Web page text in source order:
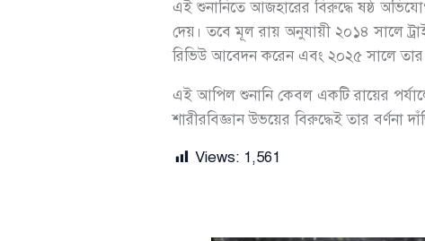
এই শুনানিতে আজহারের বিরুদ্ধে ষষ্ঠ
দেয়। তবে মূল রায় অনুযায়ী ২০১৪ সালে
রিভিউ আবেদন করেন এবং ২০২৫ সালে তার
এই আপিল শুনানি কেবল একটি রায়ের
শারীরবিজ্ঞান উভয়ের বিরুদ্ধেই তার বর্ণনা
Views: 1,561